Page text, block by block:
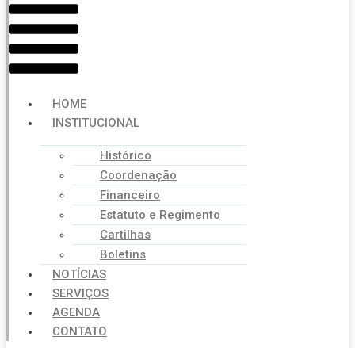
HOME
INSTITUCIONAL
Histórico
Coordenação
Financeiro
Estatuto e Regimento
Cartilhas
Boletins
NOTÍCIAS
SERVIÇOS
AGENDA
CONTATO